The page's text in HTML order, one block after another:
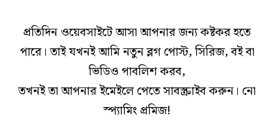
প্রতিদিন ওয়েবসাইটে আসা আপনার জন্য কষ্টকর হতে
পারে। তাই যখনই আমি নতুন ব্লগ পোস্ট, সিরিজ, বই বা
ভিডিও পাবলিশ করব,
তখনই তা আপনার ইমেইলে পেতে সাবস্ক্রাইব করুন। নো
স্প্যামিং প্রমিজ!